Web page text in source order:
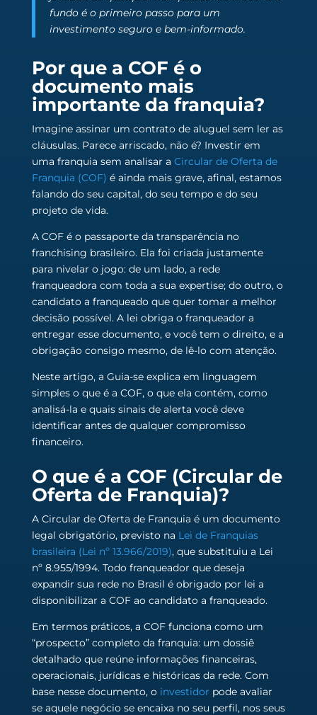
fundo é o primeiro passo para um
investimento seguro e bem-informado.
Por que a COF é o
documento mais
importante da franquia?
Imagine assinar um contrato de aluguel sem ler as
cláusulas. Parece arriscado, não é? Investir em
uma franquia sem analisar a Circular de Oferta de
Franquia (COF) é ainda mais grave, afinal, estamos
falando do seu capital, do seu tempo e do seu
projeto de vida.
A COF é o passaporte da transparência no
franchising brasileiro. Ela foi criada justamente
para nivelar o jogo: de um lado, a rede
franqueadora com toda a sua expertise; do outro, o
candidato a franqueado que quer tomar a melhor
decisão possível. A lei obriga o franqueador a
entregar esse documento, e você tem o direito, e a
obrigação consigo mesmo, de lê-lo com atenção.
Neste artigo, a Guia-se explica em linguagem
simples o que é a COF, o que ela contém, como
analisá-la e quais sinais de alerta você deve
identificar antes de qualquer compromisso
financeiro.
O que é a COF (Circular de
Oferta de Franquia)?
A Circular de Oferta de Franquia é um documento
legal obrigatório, previsto na Lei de Franquias
brasileira (Lei nº 13.966/2019), que substituiu a Lei
nº 8.955/1994. Todo franqueador que deseja
expandir sua rede no Brasil é obrigado por lei a
disponibilizar a COF ao candidato a franqueado.
Em termos práticos, a COF funciona como um
“prospecto” completo da franquia: um dossiê
detalhado que reúne informações financeiras,
operacionais, jurídicas e históricas da rede. Com
base nesse documento, o investidor pode avaliar
se aquele negócio se encaixa no seu perfil, nos seus